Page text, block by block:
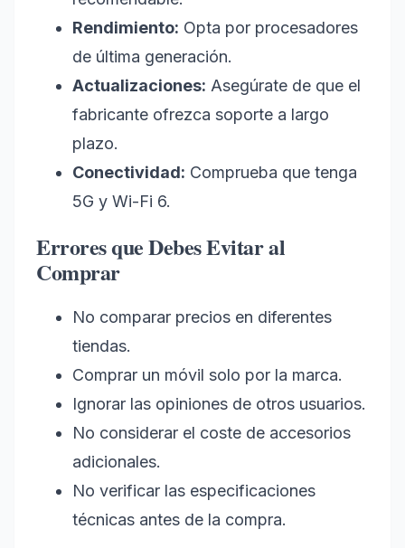
Rendimiento: Opta por procesadores
de última generación.
Actualizaciones: Asegúrate de que el
fabricante ofrezca soporte a largo
plazo.
Conectividad: Comprueba que tenga
5G y Wi-Fi 6.
Errores que Debes Evitar al
Comprar
No comparar precios en diferentes
tiendas.
Comprar un móvil solo por la marca.
Ignorar las opiniones de otros usuarios.
No considerar el coste de accesorios
adicionales.
No verificar las especificaciones
técnicas antes de la compra.